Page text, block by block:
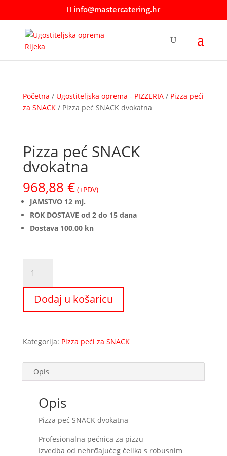
info@mastercatering.hr
Početna / Ugostiteljska oprema - PIZZERIA/ Pizza peći
za SNACK/ Pizza peć SNACK dvokatna
Pizza peć SNACK
dvokatna
968,88 € (+PDV)
JAMSTVO 12 mj.
ROK DOSTAVE od 2 do 15 dana
Dostava 100,00 kn
peć
SNACK
dvokatna
količina
Dodaj u košaricu
Kategorija: Pizza peći za SNACK
Opis
Opis
Pizza peć SNACK dvokatna
Profesionalna pećnica za pizzu
Izvedba od nehrđajućeg čelika s robusnim